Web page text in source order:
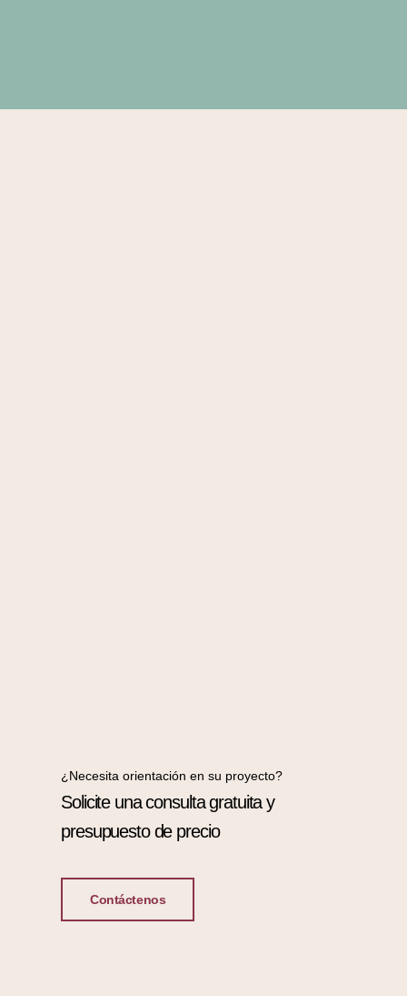
¿Necesita orientación en su proyecto?
Solicite una consulta gratuita y
presupuesto de precio
Contáctenos